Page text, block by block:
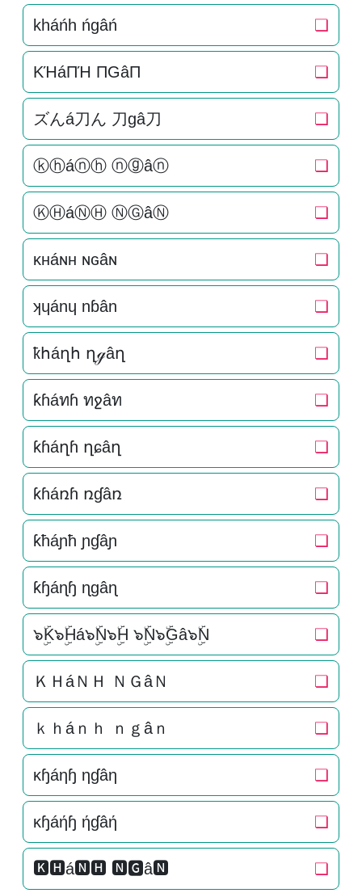
kháńh ńgâń ❏
KΉáПΉ ПGâП ❏
ズんá刀ん 刀gâ刀 ❏
ⓚⓗáⓝⓗ ⓝⓖâⓝ ❏
ⓀⒽáⓃⒽ ⓃⒼâⓃ ❏
κнáɴн ɴԍâɴ ❏
ʞɥánɥ nɓân ❏
ҟհáղհ ղℊâղ ❏
ƙɦáทɦ ทջâท ❏
ƙɦáղɦ ղɕâղ ❏
ƙɦáռɦ ռɠâռ ❏
ƙħáɲħ ɲɠâɲ ❏
ƙɧáɳɧ ɳɡâɳ ❏
๖ۣۜK๖ۣۜHá๖ۣۜN๖ۣۜH ๖ۣۜN๖ۣۜGâ๖ۣۜN ❏
ＫＨáＮＨ ＮＧâＮ ❏
ｋｈáｎｈ ｎｇâｎ ❏
κɧáηɧ ηɠâη ❏
κɧáήɧ ήɠâή ❏
🅺🅷á🅽🅷 🅽🅶â🅽 ❏